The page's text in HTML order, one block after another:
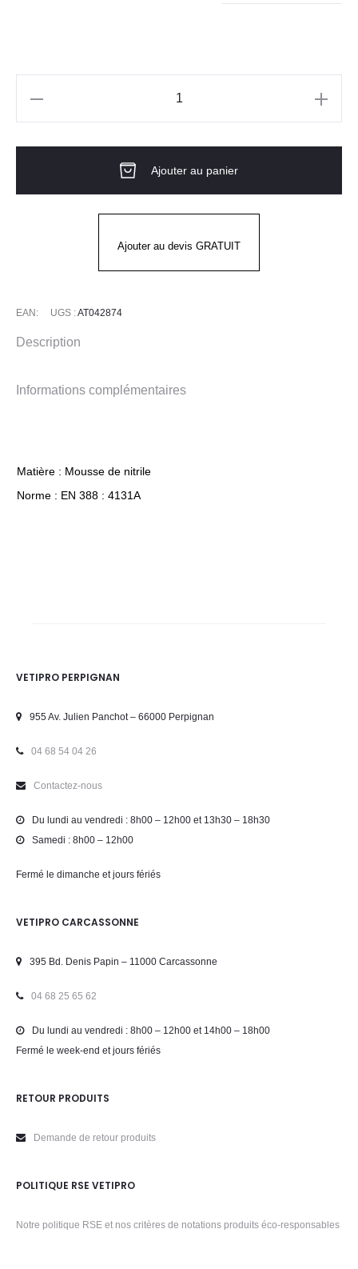
Ultimate
Ajouter au panier
Ajouter au devis GRATUIT
EAN: UGS :AT042874
Description
Informations complémentaires
Matière : Mousse de nitrile
Norme : EN 388 : 4131A
VETIPRO PERPIGNAN
955 Av. Julien Panchot – 66000 Perpignan
04 68 54 04 26
Contactez-nous
Du lundi au vendredi : 8h00 – 12h00 et 13h30 – 18h30
Samedi : 8h00 – 12h00
Fermé le dimanche et jours fériés
VETIPRO CARCASSONNE
395 Bd. Denis Papin – 11000 Carcassonne
04 68 25 65 62
Du lundi au vendredi : 8h00 – 12h00 et 14h00 – 18h00
Fermé le week-end et jours fériés
RETOUR PRODUITS
Demande de retour produits
POLITIQUE RSE VETIPRO
Notre politique RSE et nos critères de notations produits éco-responsables